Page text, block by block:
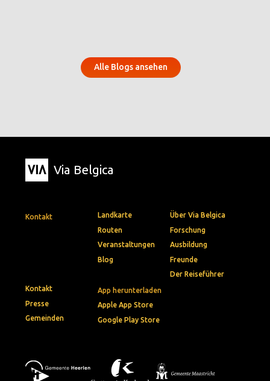
Alle Blogs ansehen
Via Belgica
Kontakt
App herunterladen
Apple App Store
Google Play Store
Landkarte
Routen
Veranstaltungen
Blog
Über Via Belgica
Forschung
Ausbildung
Freunde
Der Reiseführer
Kontakt
Presse
Gemeinden